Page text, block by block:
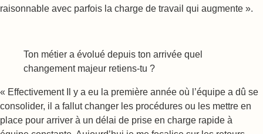
raisonnable avec parfois la charge de travail qui augmente ».
Ton métier a évolué depuis ton arrivée quel
changement majeur retiens-tu ?
« Effectivement Il y a eu la première année où l’équipe a dû se
consolider, il a fallut changer les procédures ou les mettre en
place pour arriver à un délai de prise en charge rapide à